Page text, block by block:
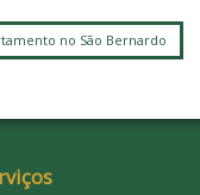
no São Bernardo